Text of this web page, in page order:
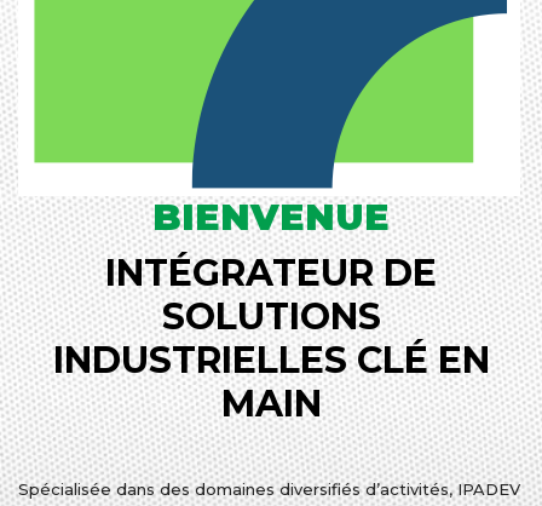
BIENVENUE
INTÉGRATEUR DE
SOLUTIONS
INDUSTRIELLES CLÉ EN
MAIN
Spécialisée dans des domaines diversifiés d’activités, IPADEV